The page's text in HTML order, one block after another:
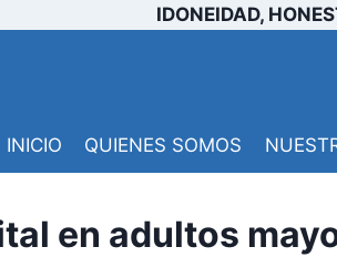
IDONEIDAD,
INICIO QUIENES SOMOS
en adultos